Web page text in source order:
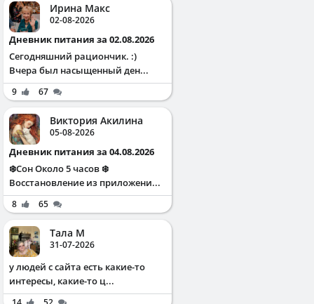
Ирина Макс
02-08-2026
Дневник питания за 02.08.2026
Сегодняшний рациончик. :)
Вчера был насыщенный ден...
9 67
Виктория Акилина
05-08-2026
Дневник питания за 04.08.2026
❄️Сон Около 5 часов ❄️
Восстановление из приложени...
8 65
Тала М
31-07-2026
у людей с сайта есть какие-то
интересы, какие-то ц...